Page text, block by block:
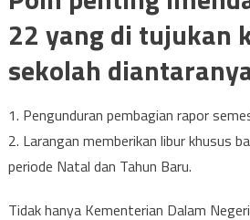
22 yang di tujukan
sekolah
1. Pengunduran pembagian rapor
2. Larangan memberikan libur khusus
periode Natal dan Tahun Baru.
Tidak hanya Kementerian Dalam